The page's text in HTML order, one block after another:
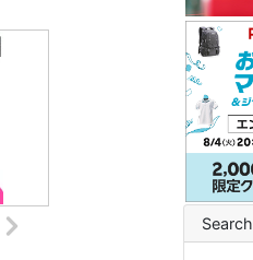
Search